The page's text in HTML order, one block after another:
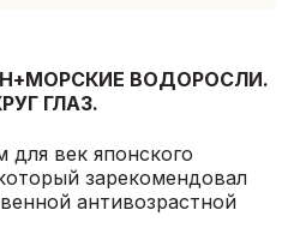
ВОДОРОСЛИ.
ГЛАЗ.
век японского
зарекомендовал
антивозрастной